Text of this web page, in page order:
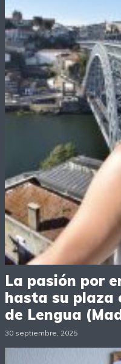
La pasión por
hasta su plaza
de Lengua
30 septiembre, 2025